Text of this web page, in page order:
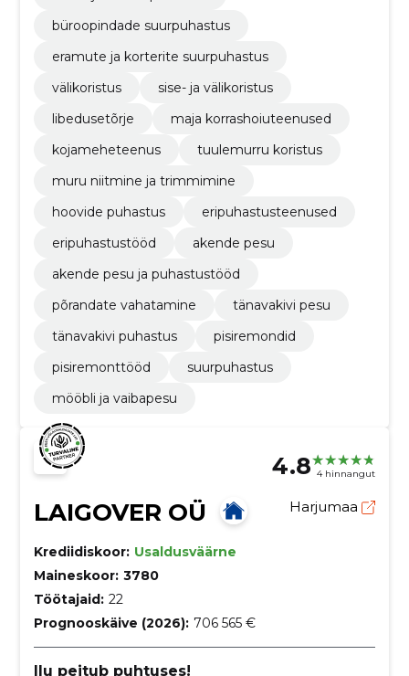
büroopindade suurpuhastus
​eramute ja korterite suurpuhastus
välikoristus
sise- ja välikoristus
libedusetõrje
maja korrashoiuteenused
kojameheteenus
tuulemurru koristus
muru niitmine ja trimmimine
hoovide puhastus
eripuhastusteenused
eripuhastustööd
akende pesu
akende pesu ja puhastustööd
põrandate vahatamine
tänavakivi pesu
tänavakivi puhastus
pisiremondid
pisiremonttööd
suurpuhastus
mööbli ja vaibapesu
4.8 4 hinnangut
LAIGOVER OÜ Harjumaa
Krediidiskoor: Usaldusväärne
Maineskoor: 3780
Töötajaid: 22
Prognooskäive (2026): 706 565 €
Ilu peitub puhtuses!